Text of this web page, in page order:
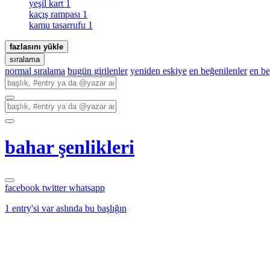
yeşil kart 1
kaçış rampası 1
kamu tasarrufu 1
fazlasını yükle
sıralama
normal sıralama bugün girilenler yeniden eskiye en beğenilenler en
bahar şenlikleri
facebook twitterwhatsapp
1 entry'si var aslında bu başlığın